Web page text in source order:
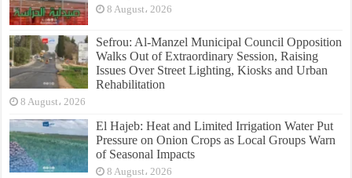
8 August، 2026
Sefrou: Al-Manzel Municipal Council Opposition
Walks Out of Extraordinary Session, Raising
Issues Over Street Lighting, Kiosks and Urban
Rehabilitation
8 August، 2026
El Hajeb: Heat and Limited Irrigation Water Put
Pressure on Onion Crops as Local Groups Warn
of Seasonal Impacts
8 August، 2026